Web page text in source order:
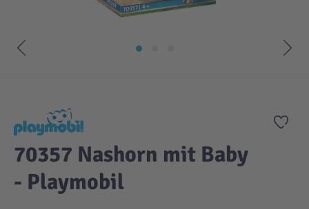
Zur
70357 Nashorn mit Baby
- Playmobil